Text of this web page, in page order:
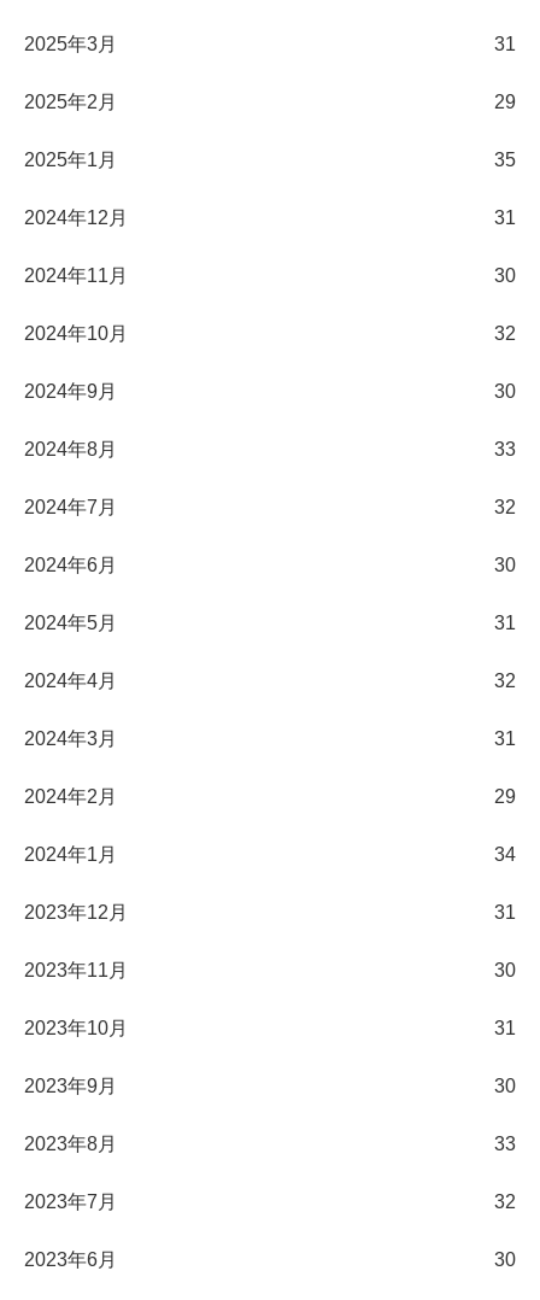
2025年3月 31
2025年2月 29
2025年1月 35
2024年12月 31
2024年11月 30
2024年10月 32
2024年9月 30
2024年8月 33
2024年7月 32
2024年6月 30
2024年5月 31
2024年4月 32
2024年3月 31
2024年2月 29
2024年1月 34
2023年12月 31
2023年11月 30
2023年10月 31
2023年9月 30
2023年8月 33
2023年7月 32
2023年6月 30